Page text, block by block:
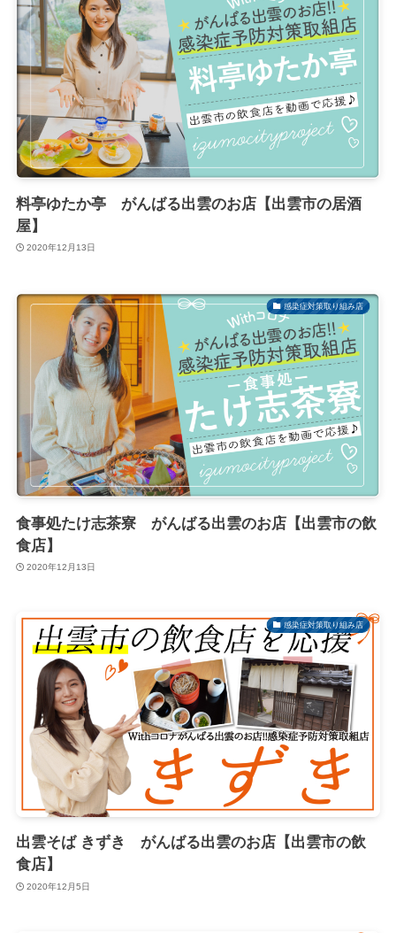
料亭ゆたか亭 がんばる出雲のお店【出雲市の居酒
屋】
2020年12月13日
感染症対策取り組み店
食事処たけ志茶寮 がんばる出雲のお店【出雲市の飲
食店】
2020年12月13日
感染症対策取り組み店
出雲そば きずき がんばる出雲のお店【出雲市の飲
食店】
2020年12月5日